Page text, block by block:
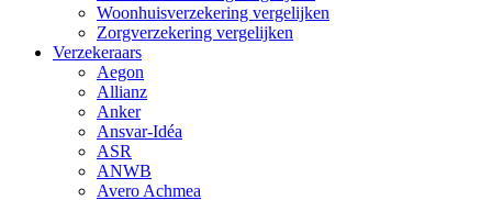
Woonhuisverzekering vergelijken
Zorgverzekering vergelijken
Verzekeraars
Aegon
Allianz
Anker
Ansvar-Idéa
ASR
ANWB
Avero Achmea